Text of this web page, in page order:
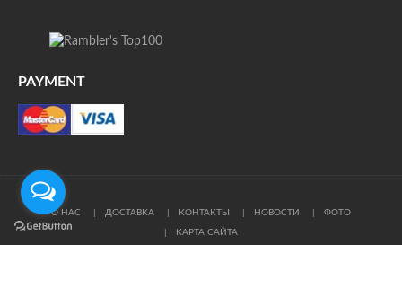
PAYMENT
О НАС ДОСТАВКА КОНТАКТЫ НОВОСТИ ФОТО
КАРТА САЙТА